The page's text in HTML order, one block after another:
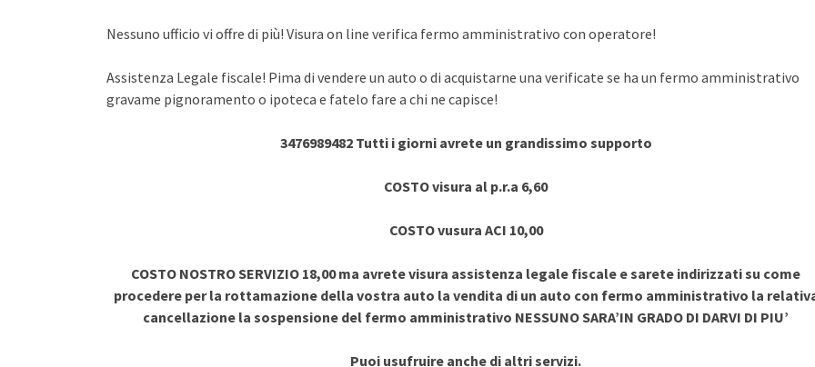
Nessuno ufficio vi offre di più! Visura on line verifica fermo amministrativo con operatore!
Assistenza Legale fiscale! Pima di vendere un auto o di acquistarne una verificate se ha un fermo amministrativo
gravame pignoramento o ipoteca e fatelo fare a chi ne capisce!
3476989482 Tutti i giorni avrete un grandissimo supporto
COSTO visura al p.r.a 6,60
COSTO vusura ACI 10,00
COSTO NOSTRO SERVIZIO 18,00 ma avrete visura assistenza legale fiscale e sarete indirizzati su come
procedere per la rottamazione della vostra auto la vendita di un auto con fermo amministrativo la
cancellazione la sospensione del fermo amministrativo NESSUNO SARA’IN GRADO DI DARVI DI PIU’
Puoi usufruire anche di altri servizi.